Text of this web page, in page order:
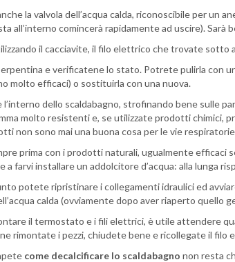
la valvola dell’acqua calda, riconoscibile per un
all’interno comincerà rapidamente ad uscire).
il cacciavite, il filo elettrico che trovate sotto
e verificatene lo stato. Potrete pulirla con
molto efficaci) o sostituirla con una nuova.
l’interno dello scaldabagno, strofinando bene sulle
molto resistenti e, se utilizzate prodotti chimici,
non sono mai una buona cosa per le vie
prima con i prodotti naturali, ugualmente efficaci
a farvi installare un addolcitore d’acqua: alla lunga
potete ripristinare i collegamenti idraulici ed
calda (ovviamente dopo aver riaperto quello
il termostato e i fili elettrici, è utile attendere
rimontate i pezzi, chiudete bene e ricollegate il filo
come decalcificare lo scaldabagno non resta